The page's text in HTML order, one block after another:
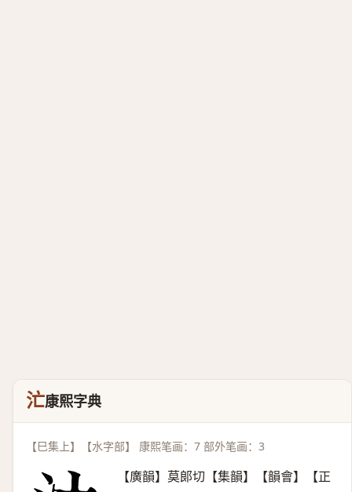
汒康熙字典
【巳集上】【水字部】 康熙笔画：7 部外笔画：3
【廣韻】莫郞切【集韻】【韻會】【正